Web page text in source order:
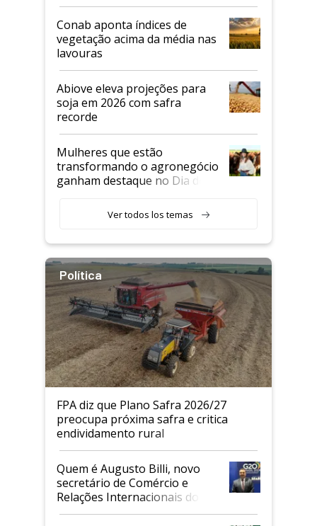
Conab aponta índices de
vegetação acima da média nas
lavouras
Abiove eleva projeções para
soja em 2026 com safra
recorde
Mulheres que estão
transformando o agronegócio
ganham destaque no Dia do
Ver todos los temas
Política
FPA diz que Plano Safra 2026/27
preocupa próxima safra e critica
endividamento rural
Quem é Augusto Billi, novo
secretário de Comércio e
Relações Internacionais do
Mapa